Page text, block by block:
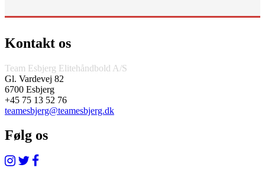
Kontakt os
Team Esbjerg Elitehåndbold A/S
Gl. Vardevej 82
6700 Esbjerg
+45 75 13 52 76
teamesbjerg@teamesbjerg.dk
Følg os